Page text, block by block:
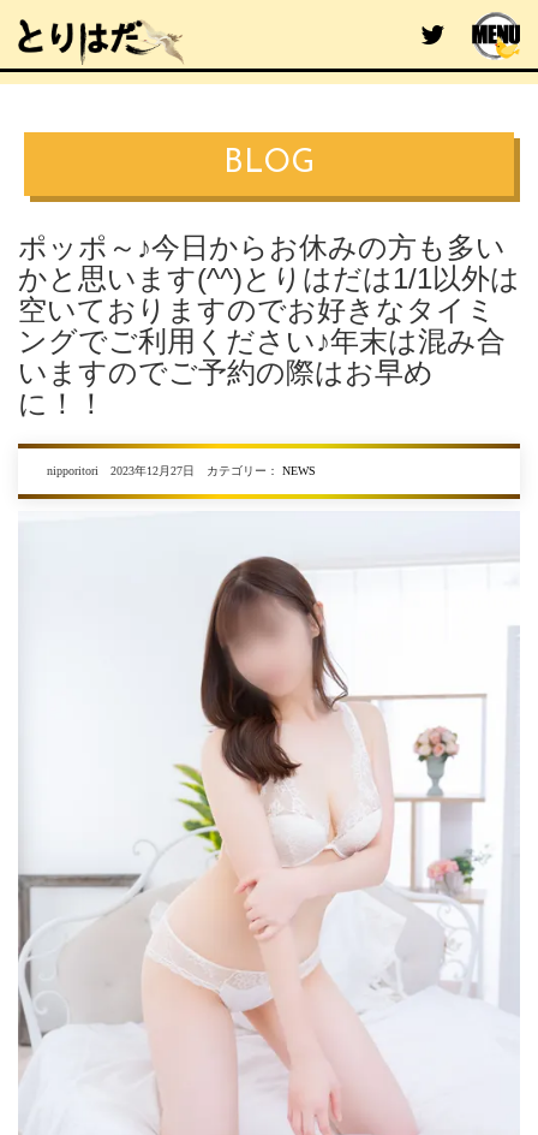
BLOG
ポッポ～♪今日からお休みの方も多い
かと思います(^^)とりはだは1/1以外は
空いておりますのでお好きなタイミ
ングでご利用ください♪年末は混み合
いますのでご予約の際はお早め
に！！
nipporitori 2023年12月27日 カテゴリー： NEWS